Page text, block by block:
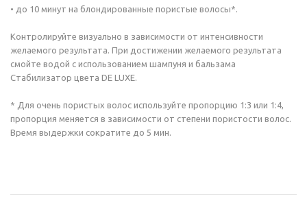
• до 10 минут на блондированные пористые волосы*.
Контролируйте визуально в зависимости от интенсивности
желаемого результата. При достижении желаемого результата
смойте водой с использованием шампуня и бальзама
Стабилизатор цвета DE LUXE.
* Для очень пористых волос используйте пропорцию 1:3 или 1:4,
пропорция меняется в зависимости от степени пористости волос.
Время выдержки сократите до 5 мин.